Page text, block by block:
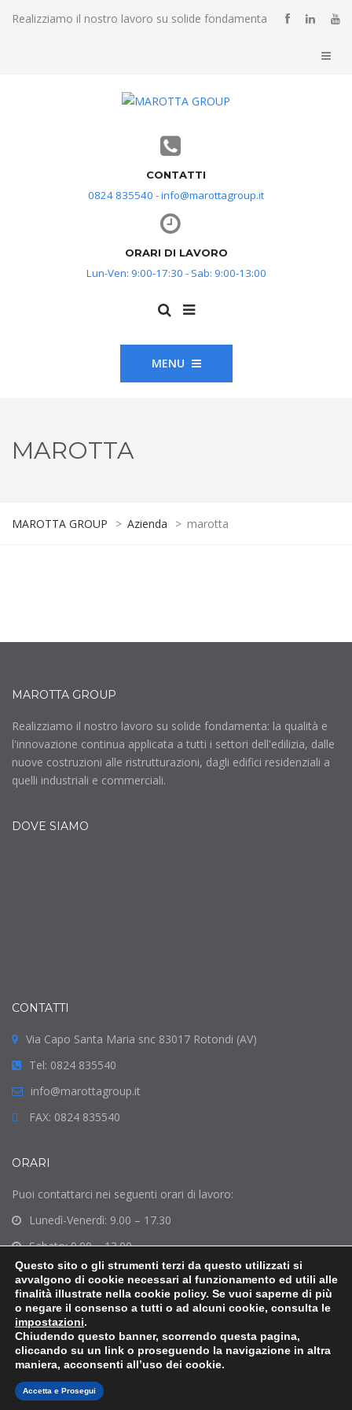
Realizziamo il nostro lavoro su solide fondamenta
CONTATTI
0824 835540 - info@marottagroup.it
ORARI DI LAVORO
Lun-Ven: 9:00-17:30 - Sab: 9:00-13:00
MENU
MAROTTA
MAROTTA GROUP > Azienda > marotta
MAROTTA GROUP
Realizziamo il nostro lavoro su solide fondamenta: la qualità e
l'innovazione continua applicata a tutti i settori dell'edilizia, dalle
nuove costruzioni alle ristrutturazioni, dagli edifici residenziali a
quelli industriali e commerciali.
DOVE SIAMO
CONTATTI
Via Capo Santa Maria snc 83017 Rotondi (AV)
Tel: 0824 835540
info@marottagroup.it
FAX: 0824 835540
ORARI
Puoi contattarci nei seguenti orari di lavoro:
Lunedì-Venerdì: 9.00 – 17.30
Sabato: 9.00 – 13.00
Domenica: Chiuso
Marotta Group 2018 -Privacy Policy-Cookies Policy- Credits
Questo sito o gli strumenti terzi da questo utilizzati si
avvalgono di cookie necessari al funzionamento ed utili alle
finalità illustrate nella cookie policy. Se vuoi saperne di più
o negare il consenso a tutti o ad alcuni cookie, consulta le
impostazioni.
Chiudendo questo banner, scorrendo questa pagina,
cliccando su un link o proseguendo la navigazione in altra
maniera, acconsenti all’uso dei cookie.
Accetta e Prosegui